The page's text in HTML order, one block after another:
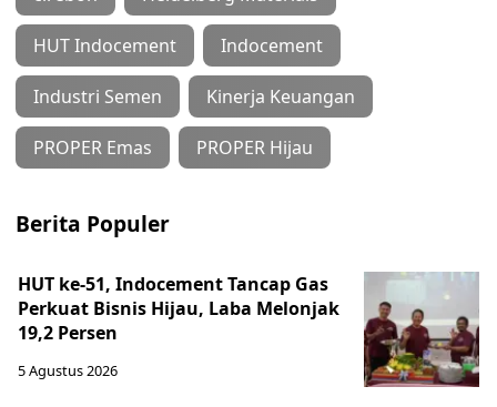
HUT Indocement Indocement
Industri Semen Kinerja Keuangan
PROPER Emas PROPER Hijau
Berita Populer
HUT ke-51, Indocement Tancap Gas
Perkuat Bisnis Hijau, Laba Melonjak
19,2 Persen
5 Agustus 2026